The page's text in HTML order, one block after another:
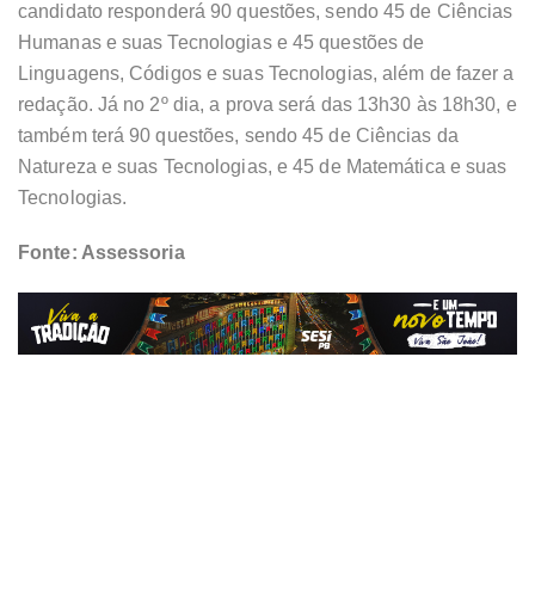
candidato responderá 90 questões, sendo 45 de Ciências
Humanas e suas Tecnologias e 45 questões de
Linguagens, Códigos e suas Tecnologias, além de fazer a
redação. Já no 2º dia, a prova será das 13h30 às 18h30, e
também terá 90 questões, sendo 45 de Ciências da
Natureza e suas Tecnologias, e 45 de Matemática e suas
Tecnologias.
Fonte: Assessoria